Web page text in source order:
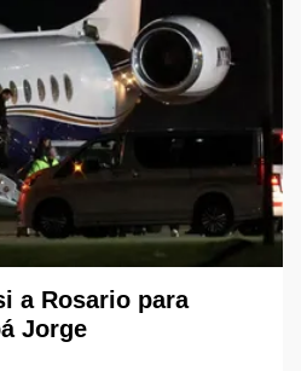
a Rosario para
Jorge